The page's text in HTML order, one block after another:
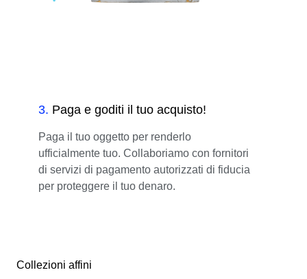
3. Paga e goditi il tuo acquisto!
Paga il tuo oggetto per renderlo
ufficialmente tuo. Collaboriamo con fornitori
di servizi di pagamento autorizzati di fiducia
per proteggere il tuo denaro.
Collezioni affini